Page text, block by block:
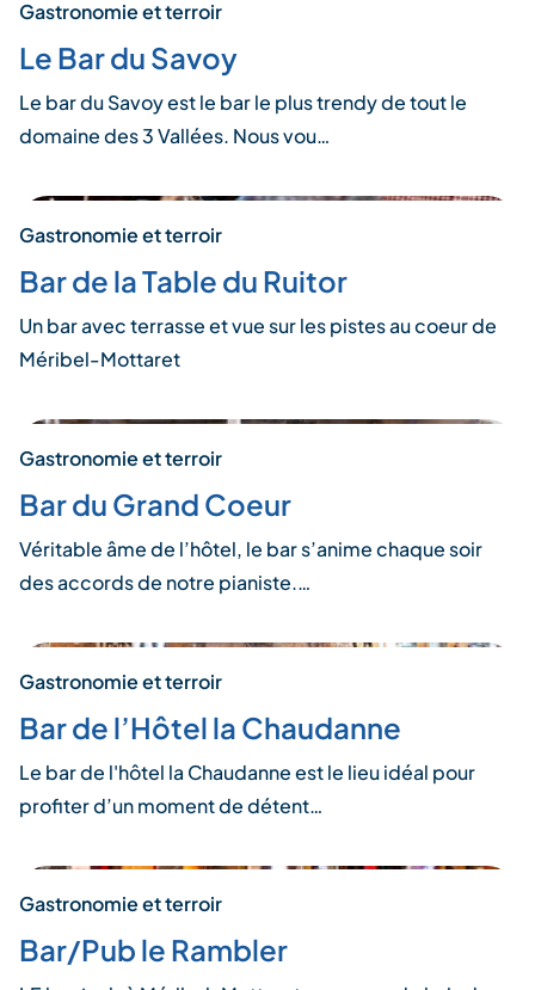
Gastronomie et terroir
Le Bar du Savoy
Le bar du Savoy est le bar le plus trendy de tout le
domaine des 3 Vallées. Nous vou…
Gastronomie et terroir
Bar de la Table du Ruitor
Un bar avec terrasse et vue sur les pistes au coeur de
Méribel-Mottaret
Gastronomie et terroir
Bar du Grand Coeur
Véritable âme de l’hôtel, le bar s’anime chaque soir
des accords de notre pianiste.…
Gastronomie et terroir
Bar de l’Hôtel la Chaudanne
Le bar de l'hôtel la Chaudanne est le lieu idéal pour
profiter d’un moment de détent…
Gastronomie et terroir
Bar/Pub le Rambler